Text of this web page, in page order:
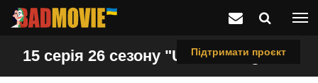
Підтримати проєкт
15 серія 26 сезону "Ultimate Fighter"